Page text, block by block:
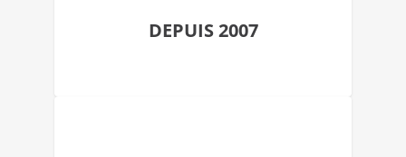
DEPUIS 2007